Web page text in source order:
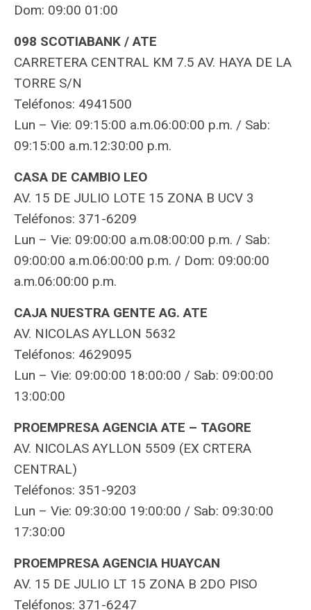
Dom: 09:00 01:00
098 SCOTIABANK / ATE
CARRETERA CENTRAL KM 7.5 AV. HAYA DE LA
TORRE S/N
Teléfonos: 4941500
Lun – Vie: 09:15:00 a.m.06:00:00 p.m. / Sab:
09:15:00 a.m.12:30:00 p.m.
CASA DE CAMBIO LEO
AV. 15 DE JULIO LOTE 15 ZONA B UCV 3
Teléfonos: 371-6209
Lun – Vie: 09:00:00 a.m.08:00:00 p.m. / Sab:
09:00:00 a.m.06:00:00 p.m. / Dom: 09:00:00
a.m.06:00:00 p.m.
CAJA NUESTRA GENTE AG. ATE
AV. NICOLAS AYLLON 5632
Teléfonos: 4629095
Lun – Vie: 09:00:00 18:00:00 / Sab: 09:00:00
13:00:00
PROEMPRESA AGENCIA ATE – TAGORE
AV. NICOLAS AYLLON 5509 (EX CRTERA
CENTRAL)
Teléfonos: 351-9203
Lun – Vie: 09:30:00 19:00:00 / Sab: 09:30:00
17:30:00
PROEMPRESA AGENCIA HUAYCAN
AV. 15 DE JULIO LT 15 ZONA B 2DO PISO
Teléfonos: 371-6247